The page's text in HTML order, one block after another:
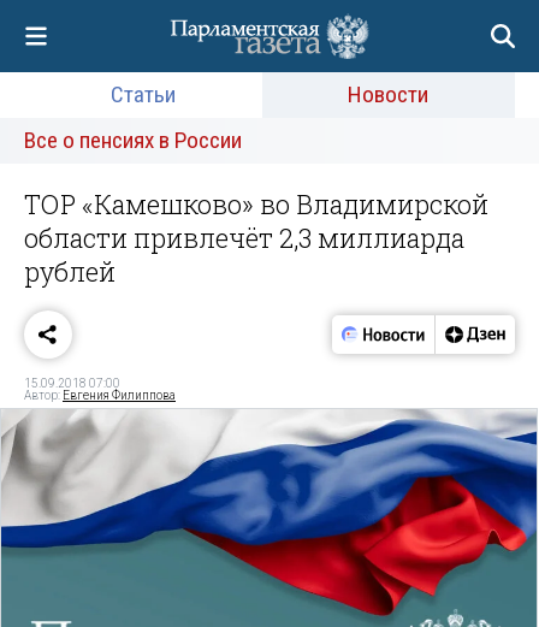
Статьи
Новости
Все о пенсиях в России
ТОР «Камешково» во Владимирской
области привлечёт 2,3 миллиарда
рублей
15.09.2018 07:00
Автор: Евгения Филиппова